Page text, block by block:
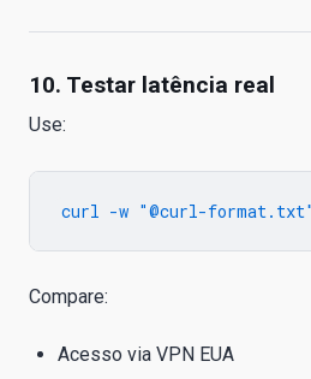
10. Testar latência real
Use:
Compare:
Acesso via VPN EUA